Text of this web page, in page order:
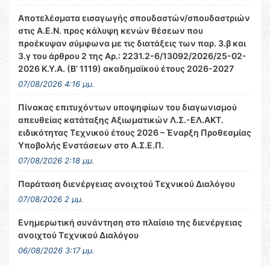
Αποτελέσματα εισαγωγής σπουδαστών/σπουδαστριών
στις Α.Ε.Ν. προς κάλυψη κενών θέσεων που
προέκυψαν σύμφωνα με τις διατάξεις των παρ. 3.β και
3.γ του άρθρου 2 της Αρ.: 2231.2-6/13092/2026/25-02-
2026 Κ.Υ.Α. (Β’ 1119) ακαδημαϊκού έτους 2026-2027
07/08/2026 4:16 μμ.
Πίνακας επιτυχόντων υποψηφίων του διαγωνισμού
απευθείας κατάταξης Αξιωματικών Λ.Σ.-ΕΛ.ΑΚΤ.
ειδικότητας Τεχνικού έτους 2026 – Έναρξη Προθεσμίας
Υποβολής Ενστάσεων στο Α.Σ.Ε.Π.
07/08/2026 2:18 μμ.
Παράταση διενέργειας ανοιχτού Τεχνικού Διαλόγου
07/08/2026 2 μμ.
Ενημερωτική συνάντηση στο πλαίσιο της διενέργειας
ανοιχτού Τεχνικού Διαλόγου
06/08/2026 3:17 μμ.